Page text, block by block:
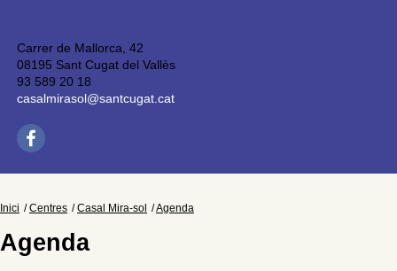
Carrer de Mallorca, 42
08195 Sant Cugat del Vallès
93 589 20 18
casalmirasol@santcugat.cat
Inici Centres Casal Mira-sol Agenda
Agenda